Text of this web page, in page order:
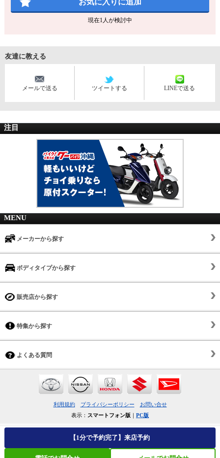
お気に入りに追加
現在1人が検討中
友達に教える
メールで送る ツイートする LINEで送る
【1分で予約完了】来店予約
注目
MENU
メーカーから探す
ボディタイプから探す
販売店から探す
特集から探す
よくある質問
利用規約 プライバシーポリシー
お問い合せ
表示： スマートフォン版 PC版